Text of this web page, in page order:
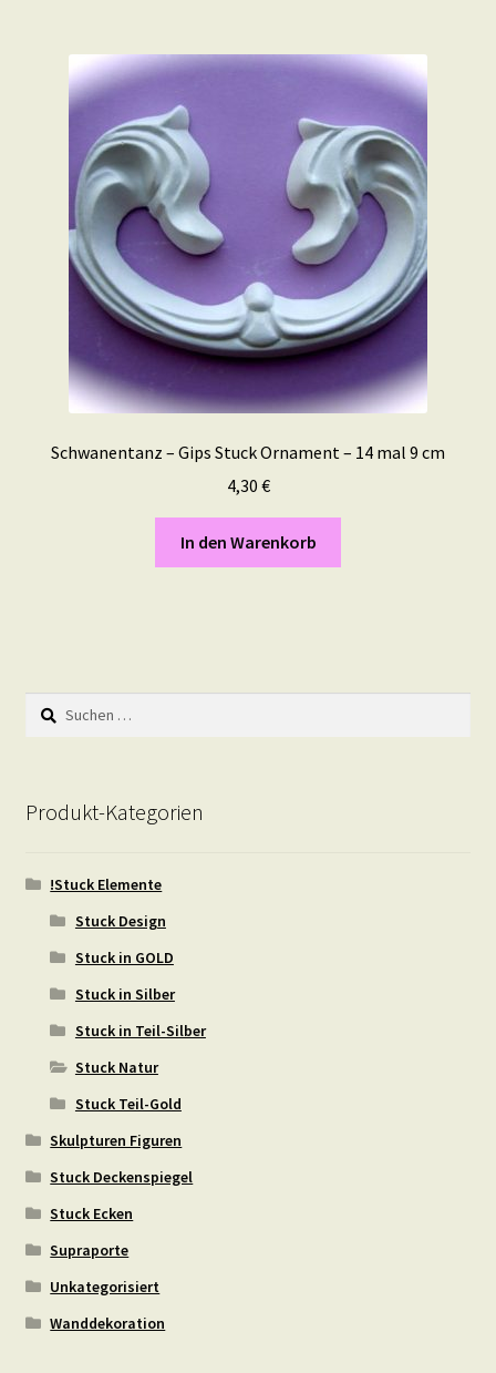
Schwanentanz – Gips Stuck Ornament – 14 mal 9 cm
4,30 €
In den Warenkorb
Suchen
nach:
Produkt-Kategorien
!Stuck Elemente
Stuck Design
Stuck in GOLD
Stuck in Silber
Stuck in Teil-Silber
Stuck Natur
Stuck Teil-Gold
Skulpturen Figuren
Stuck Deckenspiegel
Stuck Ecken
Supraporte
Unkategorisiert
Wanddekoration